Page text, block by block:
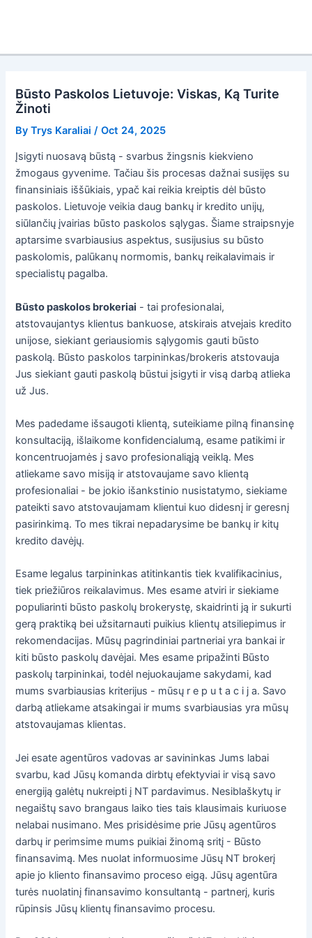
Būsto Paskolos Lietuvoje: Viskas, Ką Turite
Žinoti
ByTrys Karaliai /Oct 24, 2025
Įsigyti nuosavą būstą - svarbus žingsnis kiekvieno
žmogaus gyvenime. Tačiau šis procesas dažnai susijęs su
finansiniais iššūkiais, ypač kai reikia kreiptis dėl būsto
paskolos. Lietuvoje veikia daug bankų ir kredito unijų,
siūlančių įvairias būsto paskolos sąlygas. Šiame straipsnyje
aptarsime svarbiausius aspektus, susijusius su būsto
paskolomis, palūkanų normomis, bankų reikalavimais ir
specialistų pagalba.
Būsto paskolos brokeriai - tai profesionalai,
atstovaujantys klientus bankuose, atskirais atvejais kredito
unijose, siekiant geriausiomis sąlygomis gauti būsto
paskolą. Būsto paskolos tarpininkas/brokeris atstovauja
Jus siekiant gauti paskolą būstui įsigyti ir visą darbą atlieka
už Jus.
Mes padedame išsaugoti klientą, suteikiame pilną finansinę
konsultaciją, išlaikome konfidencialumą, esame patikimi ir
koncentruojamės į savo profesionaliąją veiklą. Mes
atliekame savo misiją ir atstovaujame savo klientą
profesionaliai - be jokio išankstinio nusistatymo, siekiame
pateikti savo atstovaujamam klientui kuo didesnį ir geresnį
pasirinkimą. To mes tikrai nepadarysime be bankų ir kitų
kredito davėjų.
Esame legalus tarpininkas atitinkantis tiek kvalifikacinius,
tiek priežiūros reikalavimus. Mes esame atviri ir siekiame
populiarinti būsto paskolų brokerystę, skaidrinti ją ir sukurti
gerą praktiką bei užsitarnauti puikius klientų atsiliepimus ir
rekomendacijas. Mūsų pagrindiniai partneriai yra bankai ir
kiti būsto paskolų davėjai. Mes esame pripažinti Būsto
paskolų tarpininkai, todėl nejuokaujame sakydami, kad
mums svarbiausias kriterijus - mūsų r e p u t a c i j a. Savo
darbą atliekame atsakingai ir mums svarbiausias yra mūsų
atstovaujamas klientas.
Jei esate agentūros vadovas ar savininkas Jums labai
svarbu, kad Jūsų komanda dirbtų efektyviai ir visą savo
energiją galėtų nukreipti į NT pardavimus. Nesiblaškytų ir
negaištų savo brangaus laiko ties tais klausimais kuriuose
nelabai nusimano. Mes prisidėsime prie Jūsų agentūros
darbų ir perimsime mums puikiai žinomą sritį - Būsto
finansavimą. Mes nuolat informuosime Jūsų NT brokerį
apie jo kliento finansavimo proceso eigą. Jūsų agentūra
turės nuolatinį finansavimo konsultantą - partnerį, kuris
rūpinsis Jūsų klientų finansavimo procesu.